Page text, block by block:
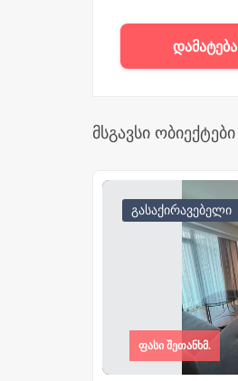
დამატება
მსგავსი ობიექტები
გასაქირავებელი
ფასი შეთანხმ.